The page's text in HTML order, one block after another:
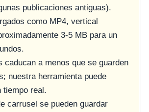
publicaciones antiguas).
como MP4, vertical
3-5 MB para un
caducan a menos que se guarden
nuestra herramienta puede
tiempo real.
carrusel se pueden guardar